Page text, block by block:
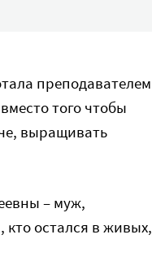
преподавателем
того чтобы
выращивать
– муж,
остался в живых,